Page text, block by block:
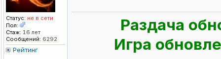
Статус: не в сети
Пол:
Стаж: 16 лет
Сообщений: 6292
Рейтинг
Раздача
Игра